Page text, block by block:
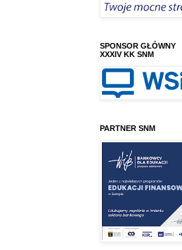
SPONSOR GŁÓWNY
XXXIV KK SNM
PARTNER SNM